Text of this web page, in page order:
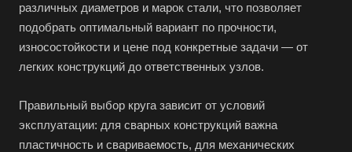
различных диаметров и марок стали, что позволяет
подобрать оптимальный вариант по прочности,
износостойкости и цене под конкретные задачи — от
легких конструкций до ответственных узлов.
Правильный выбор круга зависит от условий
эксплуатации: для сварных конструкций важна
пластичность и свариваемость, для механических